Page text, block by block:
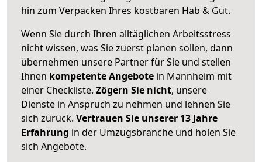
hin zum Verpacken Ihres kostbaren Hab & Gut.
Wenn Sie durch Ihren alltäglichen Arbeitsstress
nicht wissen, was Sie zuerst planen sollen, dann
übernehmen unsere Partner für Sie und stellen
Ihnen kompetente Angebote in Mannheim mit
einer Checkliste. Zögern Sie nicht, unsere
Dienste in Anspruch zu nehmen und lehnen Sie
sich zurück. Vertrauen Sie unserer 13 Jahre
Erfahrung in der Umzugsbranche und holen Sie
sich Angebote.